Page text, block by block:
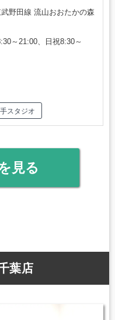
野田線 流山おおたかの森
～21:00、日祝8:30～
スタジオ
見る
葉店